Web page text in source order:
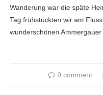
Wanderung war die späte
Tag frühstückten wir am
wunderschönen
0 comment